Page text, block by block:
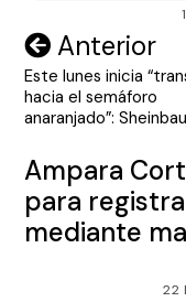
Navegación
de
entradas
Anterior
Este lunes inicia
hacia el semáforo
anaranjado”:
Ampara
para
mediante
22